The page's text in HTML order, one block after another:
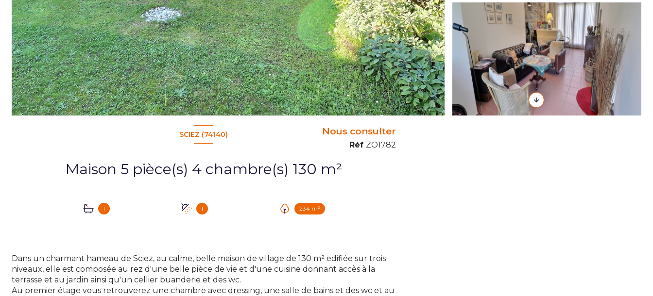
SCIEZ (74140)
Maison 5 pièce(s) 4 chambre(s) 130 m²
1 1 234 m²
Nous consulter
Réf ZO1782
Dans un charmant hameau de Sciez, au calme, belle maison de village de 130 m² edifiée sur trois
niveaux, elle est composée au rez d'une belle pièce de vie et d'une cuisine donnant accès à la
terrasse et au jardin ainsi qu'un cellier buanderie et des wc.
Au premier étage vous retrouverez une chambre avec dressing, une salle de bains et des wc et au